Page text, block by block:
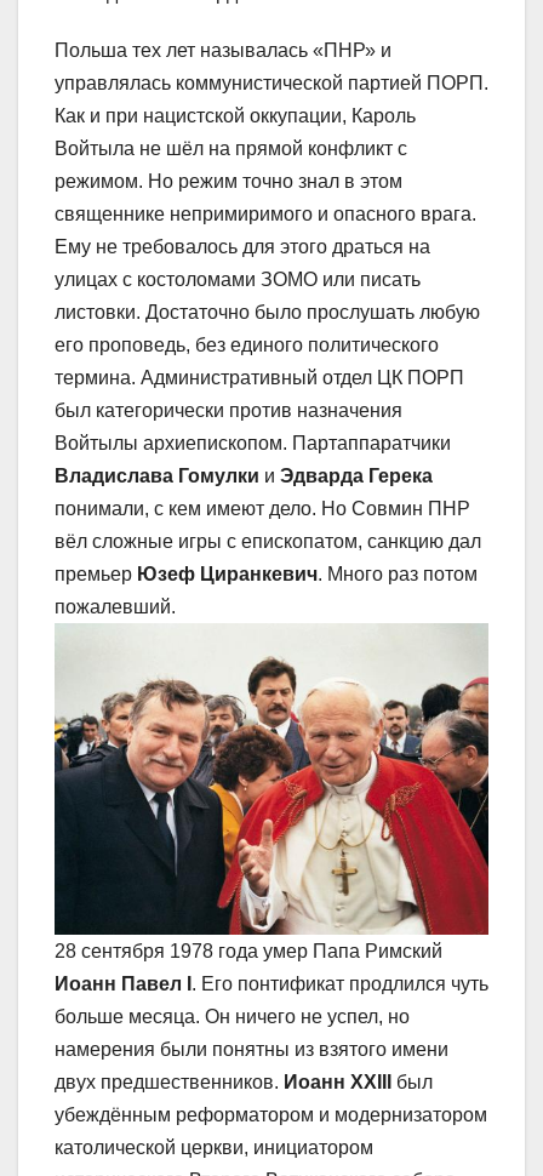
Польша тех лет называлась «ПНР» и
управлялась коммунистической партией ПОРП.
Как и при нацистской оккупации, Кароль
Войтыла не шёл на прямой конфликт с
режимом. Но режим точно знал в этом
священнике непримиримого и опасного врага.
Ему не требовалось для этого драться на
улицах с костоломами ЗОМО или писать
листовки. Достаточно было прослушать любую
его проповедь, без единого политического
термина. Административный отдел ЦК ПОРП
был категорически против назначения
Войтылы архиепископом. Партаппаратчики
Владислава Гомулки и Эдварда Герека
понимали, с кем имеют дело. Но Совмин ПНР
вёл сложные игры с епископатом, санкцию дал
премьер Юзеф Циранкевич. Много раз потом
пожалевший.
28 сентября 1978 года умер Папа Римский
Иоанн Павел . Его понтификат продлился чуть
больше месяца. Он ничего не успел, но
намерения были понятны из взятого имени
двух предшественников. Иоанн XXIII
был
убеждённым реформатором и модернизатором
католической церкви, инициатором